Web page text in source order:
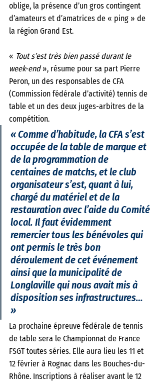
oblige, la présence d’un gros contingent
d’amateurs et d’amatrices de « ping » de
la région Grand Est.
« Tout s’est très bien passé durant le
week-end », résume pour sa part Pierre
Peron, un des responsables de CFA
(Commission fédérale d’activité) tennis de
table et un des deux juges-arbitres de la
compétition.
« Comme d’habitude, la CFA s’est
occupée de la table de marque et
de la programmation de
centaines de matchs, et le club
organisateur s’est, quant à lui,
chargé du matériel et de la
restauration avec l’aide du Comité
local. Il faut évidemment
remercier tous les bénévoles qui
ont permis le très bon
déroulement de cet événement
ainsi que la municipalité de
Longlaville qui nous avait mis à
disposition ses infrastructures…
»
La prochaine épreuve fédérale de tennis
de table sera le Championnat de France
FSGT toutes séries. Elle aura lieu les 11 et
12 février à Rognac dans les Bouches-du-
Rhône. Inscriptions à réaliser avant le 12